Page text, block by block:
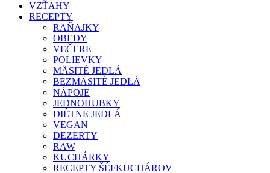
VZŤAHY
RECEPTY
RAŇAJKY
OBEDY
VEČERE
POLIEVKY
MÄSITÉ JEDLÁ
BEZMÄSITÉ JEDLÁ
NÁPOJE
JEDNOHUBKY
DIÉTNE JEDLÁ
VEGAN
DEZERTY
RAW
KUCHÁRKY
RECEPTY ŠÉFKUCHÁROV